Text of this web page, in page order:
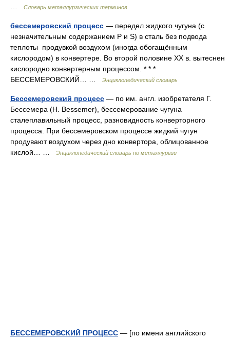
Словарь металлургических терминов
бессемеровский процесс — передел жидкого чугуна (с
незначительным содержанием P и S) в сталь без подвода
теплоты продувкой воздухом (иногда обогащённым
кислородом) в конвертере. Во второй половине XX в. вытеснен
кислородно конвертерным процессом. * * *
БЕССЕМЕРОВСКИЙ… …
Энциклопедический словарь
Бессемеровский процесс — по им. англ. изобретателя Г.
Бессемера (Н. Bessemer), бессемерование чугуна
сталеплавильный процесс, разновидность конверторного
процесса. При бессемеровском процессе жидкий чугун
продувают воздухом через дно конвертора, облицованное
кислой… …
Энциклопедический словарь по металлургии
БЕССЕМЕРОВСКИЙ ПРОЦЕСС — [по имени английского